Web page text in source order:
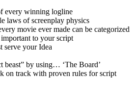
every winning logline
laws of screenplay physics
movie ever made can be categorized
to your script
serve your Idea
beast” by using… ‘The Board’
on track with proven rules for script